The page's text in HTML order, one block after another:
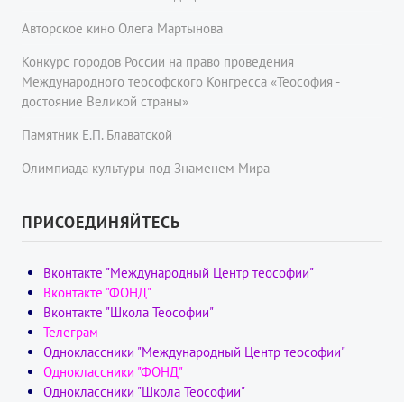
Авторское кино Олега Мартынова
Конкурс городов России на право проведения
Международного теософского Конгресса «Теософия -
достояние Великой страны»
Памятник Е.П. Блаватской
Олимпиада культуры под Знаменем Мира
ПРИСОЕДИНЯЙТЕСЬ
Вконтакте "Международный Центр теософии"
Вконтакте "ФОНД"
Вконтакте "Школа Теософии"
Телеграм
Одноклассники "Международный Центр теософии"
Одноклассники "ФОНД"
Одноклассники "Школа Теософии"